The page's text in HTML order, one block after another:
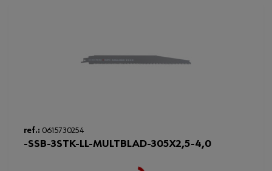
ref.: 0615730254
-SSB-3STK-LL-MULTBLAD-305X2,5-4,0
Loading...